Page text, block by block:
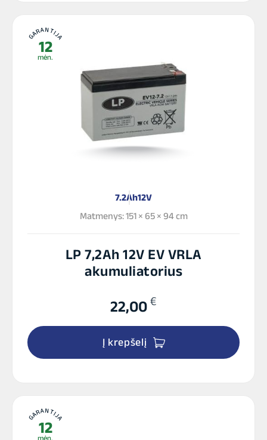
GARANTIJA
12
mėn.
7.2Ah12V
Matmenys: 151 × 65 × 94 cm
LP 7,2Ah 12V EV VRLA
akumuliatorius
22,00 €
Į krepšelį
GARANTIJA
12
mėn.